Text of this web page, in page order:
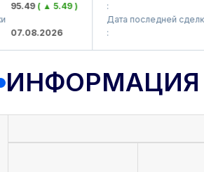
( ▲ 5.49 )
Дата последней сделки